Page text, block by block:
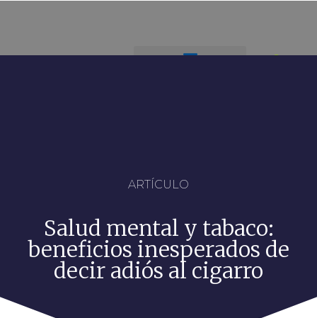
ARTÍCULO
Salud mental y tabaco:
beneficios inesperados de
decir adiós al cigarro